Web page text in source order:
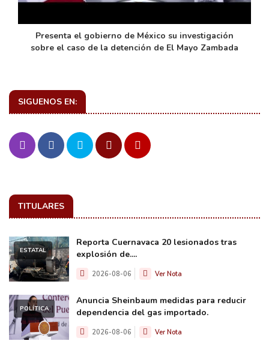
Presenta el gobierno de México su investigación
sobre el caso de la detención de El Mayo Zambada
SIGUENOS EN:
TITULARES
ESTATAL
Reporta Cuernavaca 20 lesionados tras
explosión de....
2026-08-06 Ver Nota
POLÍTICA
Anuncia Sheinbaum medidas para reducir
dependencia del gas importado.
2026-08-06 Ver Nota